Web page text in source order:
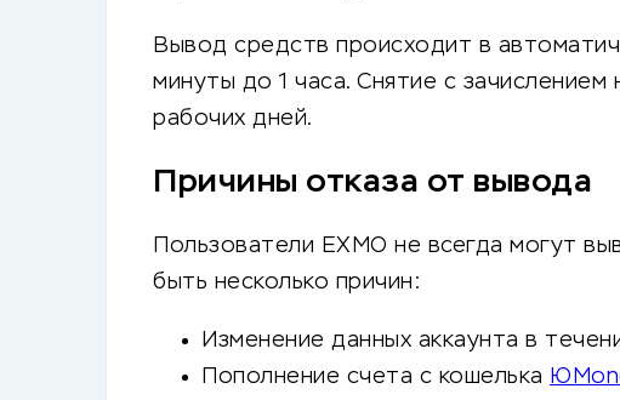
Вывод средств происходит в
минуты до 1 часа. Снятие с
рабочих дней.
Причины отказа от вывода
Пользователи EXMO не всегда могут
быть несколько причин:
Изменение данных аккаунта в
Пополнение счета с кошелька